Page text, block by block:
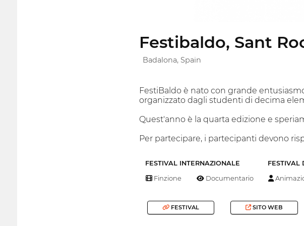
Festibaldo, Sant
Badalona, Spain
FestiBaldo è nato con grande
organizzato dagli studenti di decima
Quest'anno è la quarta edizione e
Per partecipare, i partecipanti devono
FESTIVAL INTERNAZIONALE FESTIVAL
Finzione Documentario
FESTIVAL SITO WEB